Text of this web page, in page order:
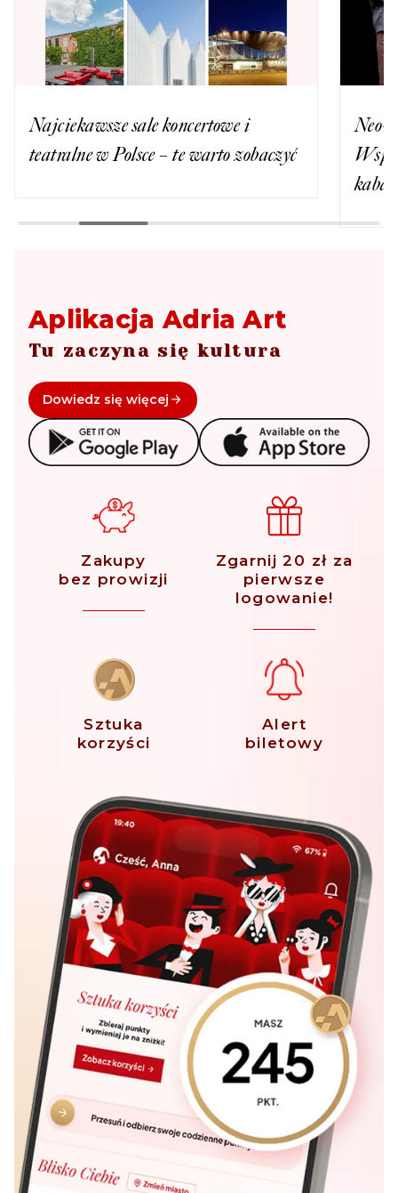
Najciekawsze sale koncertowe i
teatralne w Polsce – te warto zobaczyć
Neo-
Aplikacja Adria Art
Tu zaczyna się kultura
Dowiedz się więcej
Zakupy
bez prowizji
Zgarnij 20 zł za
pierwsze
logowanie!
Sztuka
korzyści
Alert
biletowy